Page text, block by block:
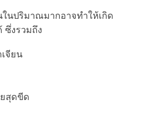
นปริมาณมากอาจทำให้เกิด
ซึ่งรวมถึง
จียน
สุดขีด